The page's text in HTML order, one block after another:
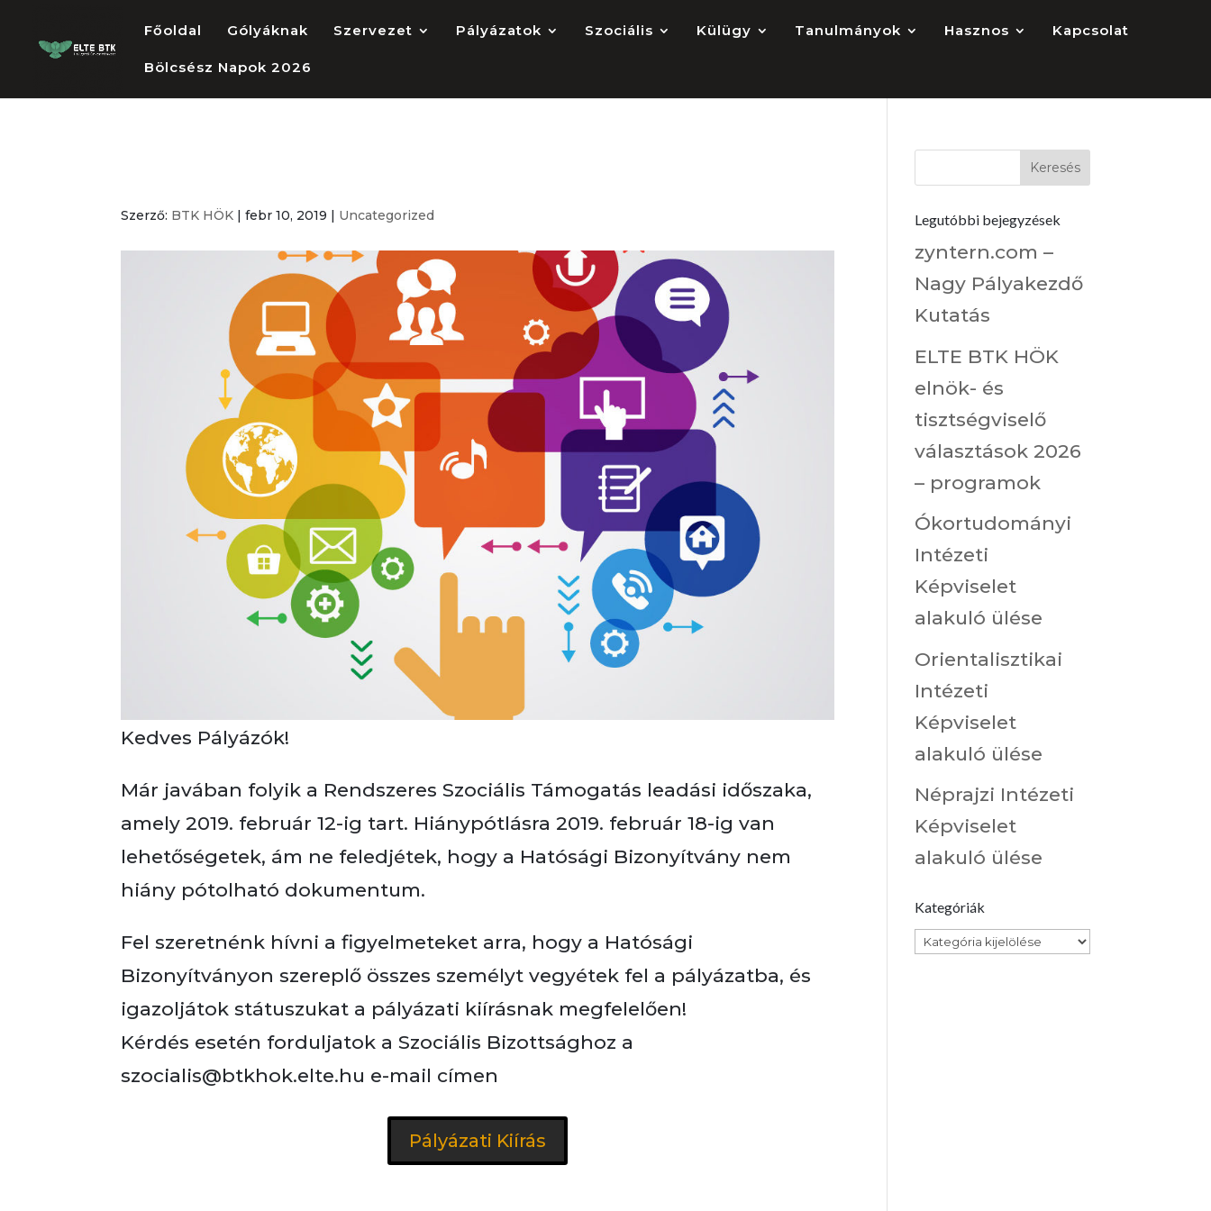
Főoldal Gólyáknak Szervezet Pályázatok Szociális Külügy Tanulmányok Hasznos Kapcsolat
Bölcsész Napok 2026
Szerző: BTK HÖK |febr 10, 2019 | Uncategorized
Kedves Pályázók!
Már javában folyik a Rendszeres Szociális Támogatás leadási időszaka,
amely 2019. február 12-ig tart. Hiánypótlásra 2019. február 18-ig van
lehetőségetek, ám ne feledjétek, hogy a Hatósági Bizonyítvány nem
hiány pótolható dokumentum.
Fel szeretnénk hívni a figyelmeteket arra, hogy a Hatósági
Bizonyítványon szereplő összes személyt vegyétek fel a pályázatba, és
igazoljátok státuszukat a pályázati kiírásnak megfelelően!
Kérdés esetén forduljatok a Szociális Bizottsághoz a
szocialis@btkhok.elte.hu e-mail címen
Pályázati Kiírás
Legutóbbi bejegyzések
zyntern.com –
Nagy Pályakezdő
Kutatás
ELTE BTK HÖK
elnök- és
tisztségviselő
választások 2026
– programok
Ókortudományi
Intézeti
Képviselet
alakuló ülése
Orientalisztikai
Intézeti
Képviselet
alakuló ülése
Néprajzi Intézeti
Képviselet
alakuló ülése
Kategóriák
Kategóriák